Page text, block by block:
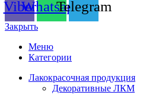
ViberWhatsappTelegram
Закрыть
Меню
Категории
Лакокрасочная продукция
Декоративные ЛКМ